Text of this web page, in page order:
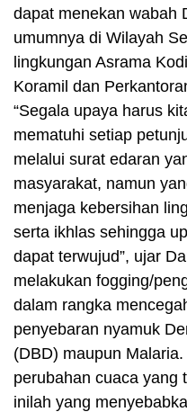
dapat menekan wabah
umumnya di Wilayah
lingkungan Asrama
Koramil dan
“Segala upaya harus
mematuhi setiap
melalui surat edaran
masyarakat, namun
menjaga kebersihan
serta ikhlas sehingga
dapat terwujud”, ujar
melakukan fogging/
dalam rangka
penyebaran nyamuk
(DBD) maupun
perubahan cuaca yang
inilah yang